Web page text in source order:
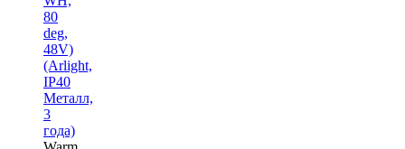
80
deg,
48V)
(Arlight,
IP40
Металл,
3
года)